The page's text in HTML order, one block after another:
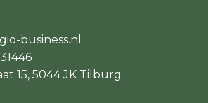
business.nl
15, 5044 JK Tilburg